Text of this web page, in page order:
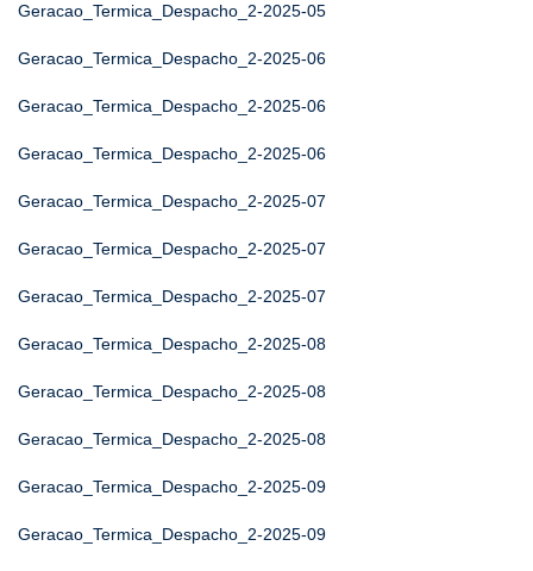
Geracao_Termica_Despacho_2-2025-05
Geracao_Termica_Despacho_2-2025-06
Geracao_Termica_Despacho_2-2025-06
Geracao_Termica_Despacho_2-2025-06
Geracao_Termica_Despacho_2-2025-07
Geracao_Termica_Despacho_2-2025-07
Geracao_Termica_Despacho_2-2025-07
Geracao_Termica_Despacho_2-2025-08
Geracao_Termica_Despacho_2-2025-08
Geracao_Termica_Despacho_2-2025-08
Geracao_Termica_Despacho_2-2025-09
Geracao_Termica_Despacho_2-2025-09